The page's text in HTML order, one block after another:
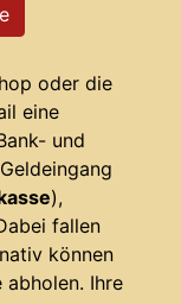
oder die
eine
und
),
fallen
können
abholen. Ihre